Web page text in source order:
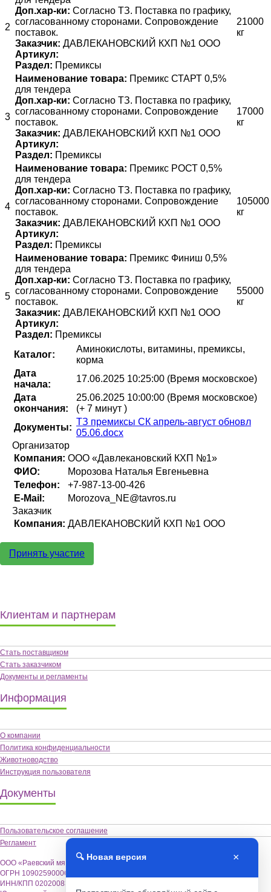
2
Доп.хар-ки: Согласно ТЗ. Поставка по графику,
согласованному сторонами. Сопровождение
поставок.
Заказчик: ДАВЛЕКАНОВСКИЙ КХП №1 ООО
Артикул:
Раздел: Премиксы
21000
кг
3
Наименование товара: Премикс СТАРТ 0,5%
для тендера
Доп.хар-ки: Согласно ТЗ. Поставка по графику,
согласованному сторонами. Сопровождение
поставок.
Заказчик: ДАВЛЕКАНОВСКИЙ КХП №1 ООО
Артикул:
Раздел: Премиксы
17000
кг
4
Наименование товара: Премикс РОСТ 0,5%
для тендера
Доп.хар-ки: Согласно ТЗ. Поставка по графику,
согласованному сторонами. Сопровождение
поставок.
Заказчик: ДАВЛЕКАНОВСКИЙ КХП №1 ООО
Артикул:
Раздел: Премиксы
105000
кг
5
Наименование товара: Премикс Финиш 0,5%
для тендера
Доп.хар-ки: Согласно ТЗ. Поставка по графику,
согласованному сторонами. Сопровождение
поставок.
Заказчик: ДАВЛЕКАНОВСКИЙ КХП №1 ООО
Артикул:
Раздел: Премиксы
55000
кг
Каталог:
Аминокислоты, витамины, премиксы,
корма
Дата
начала:
17.06.2025 10:25:00 (Время московское)
Дата
окончания:
25.06.2025 10:00:00 (Время московское)
(+ 7 минут )
Документы:
ТЗ премиксы СК апрель-август обновл
05.06.docx
Организатор
Компания: ООО «Давлекановский КХП №1»
ФИО:
Морозова Наталья Евгеньевна
Телефон:
+7-987-13-00-426
E-Mail:
Morozova_NE@tavros.ru
Заказчик
Компания: ДАВЛЕКАНОВСКИЙ КХП №1 ООО
Принять участие
Клиентам и партнерам
Стать поставщиком
Стать заказчиком
Документы и регламенты
Информация
О компании
Политика конфиденциальности
Животноводство
Инструкция пользователя
Документы
Пользовательское соглашение
Регламент
ООО «Раевский мясокомбинат «Альшей-мясо»,
ОГРН 1090259000622
ИНН/КПП 0202008355 / 020201001
🔍 Новая версия ×